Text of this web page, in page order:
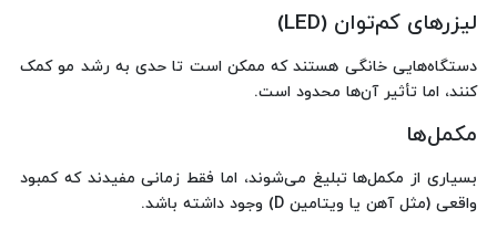
لیزرهای کم‌توان (LED)
دستگاه‌هایی خانگی هستند که ممکن است تا حدی به رشد مو کمک
کنند، اما تأثیر آن‌ها محدود است.
مکمل‌ها
بسیاری از مکمل‌ها تبلیغ می‌شوند، اما فقط زمانی مفیدند که کمبود
واقعی (مثل آهن یا ویتامین D) وجود داشته باشد.